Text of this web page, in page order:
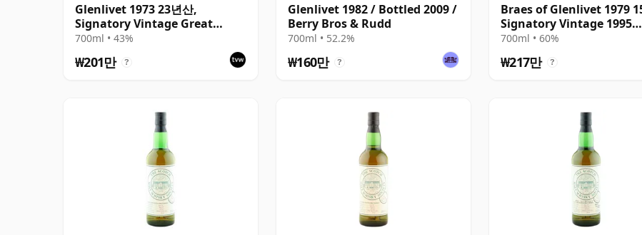
Glenlivet 1973 23년산,
Signatory Vintage Great
Sherry Butt 3301
700ml • 43%
₩201만 ?
Glenlivet 1982 / Bottled 2009 /
Berry Bros & Rudd
700ml • 52.2%
₩160만 ?
Braes of Glenlivet 1979
Signatory Vintage 1995
Bottling with Case - Cask
700ml • 60%
₩217만 ?